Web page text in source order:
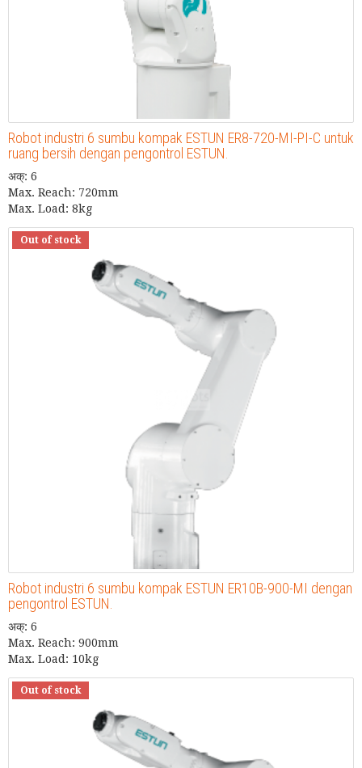
Robot industri 6 sumbu kompak ESTUN ER8-720-MI-PI-C untuk
ruang bersih dengan pengontrol ESTUN.
अक्: 6
Max. Reach: 720mm
Max. Load: 8kg
Out of stock
Robot industri 6 sumbu kompak ESTUN ER10B-900-MI dengan
pengontrol ESTUN.
अक्: 6
Max. Reach: 900mm
Max. Load: 10kg
Out of stock